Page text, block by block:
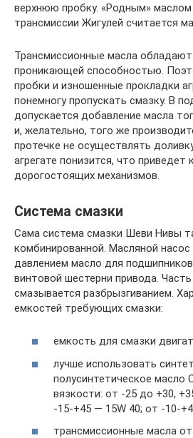
верхнюю пробку. «Родным» маслом
трансмиссии Жигулей считается
Трансмиссионные масла
проникающей способностью.
пробки и изношенные прокладки
понемногу пропускать смазку. В
допускается добавление масла
и, желательно, того же
протечке не осуществлять
агрегате понизится, что приведет
дорогостоящих механизмов.
Система смазки
Сама система смазки Шеви Нивы
комбинированной. Масляной
давлением масло для
винтовой шестерни привода.
смазывается разбрызгиванием.
емкостей требующих смазки:
емкость для смазки
лучше использовать
полусинтетическое масло
вязкости: от -25 до +30,
-15-+45 — 15W 40; от -10-
трансмиссионные масла